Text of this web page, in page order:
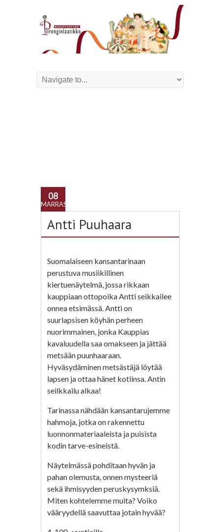
08
MARRAS
Antti Puuhaara
Suomalaiseen kansantarinaan
perustuva musiikillinen
kiertuenäytelmä, jossa rikkaan
kauppiaan ottopoika Antti seikkailee
onnea etsimässä. Antti on
suurlapsisen köyhän perheen
nuorimmainen, jonka Kauppias
kavaluudella saa omakseen ja jättää
metsään puunhaaraan.
Hyväsydäminen metsästäjä löytää
lapsen ja ottaa hänet kotiinsa. Antin
seilkkailu alkaa!
Tarinassa nähdään kansantarujemme
hahmoja, jotka on rakennettu
luonnonmateriaaleista ja puisista
kodin tarve-esineistä.
Näytelmässä pohditaan hyvän ja
pahan olemusta, onnen mysteeriä
sekä ihmisyyden peruskysymksiä.
Miten kohtelemme muita? Voiko
vääryydellä saavuttaa jotain hyvää?